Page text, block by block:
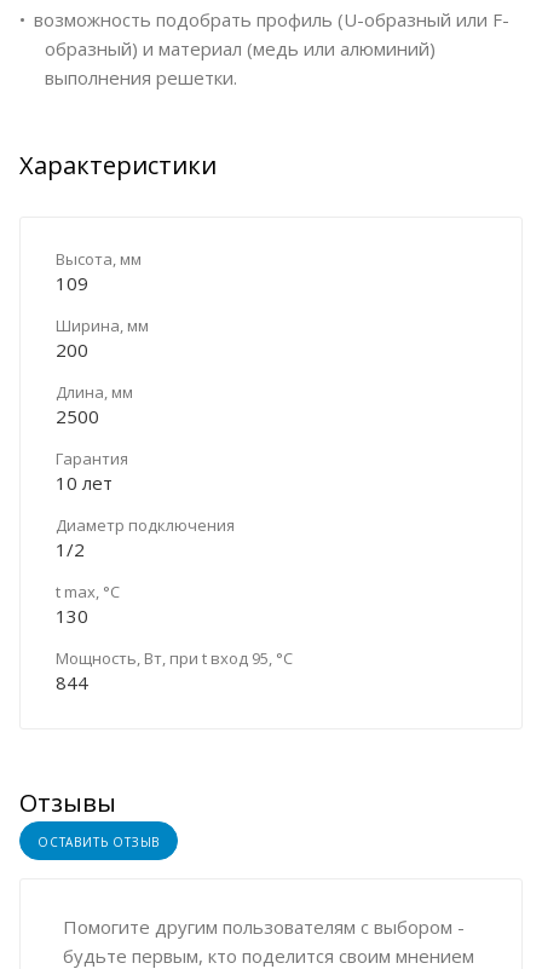
возможность подобрать профиль (U-образный или F-
образный) и материал (медь или алюминий)
выполнения решетки.
Характеристики
Высота, мм
109
Ширина, мм
200
Длина, мм
2500
Гарантия
10 лет
Диаметр подключения
1/2
t max, °C
130
Мощность, Вт, при t вход 95, °C
844
Отзывы
ОСТАВИТЬ ОТЗЫВ
Помогите другим пользователям с выбором -
будьте первым, кто поделится своим мнением